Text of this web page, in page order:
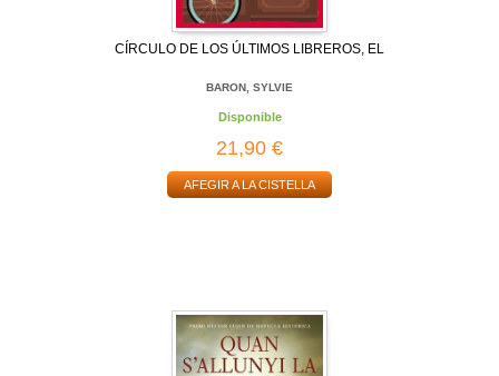
CÍRCULO DE LOS ÚLTIMOS LIBREROS, EL
BARON, SYLVIE
Disponible
21,90 €
AFEGIR A LA CISTELLA